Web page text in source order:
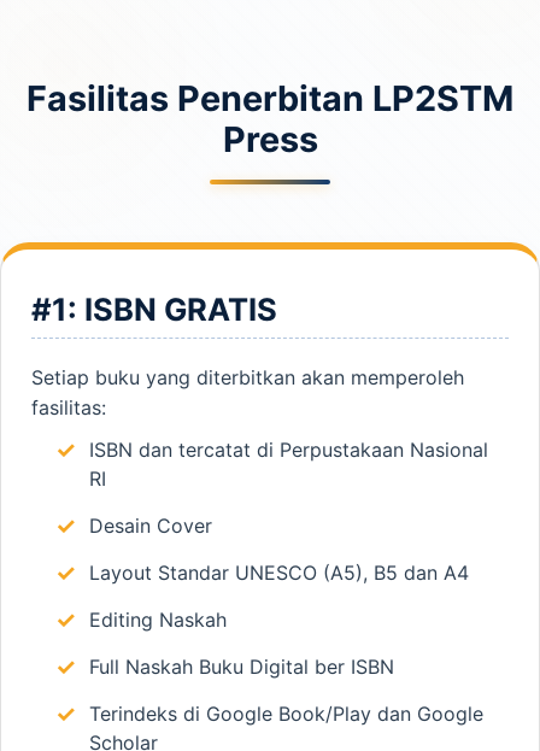
Fasilitas Penerbitan LP2STM
Press
#1: ISBN GRATIS
Setiap buku yang diterbitkan akan memperoleh
fasilitas:
ISBN dan tercatat di Perpustakaan Nasional
RI
Desain Cover
Layout Standar UNESCO (A5), B5 dan A4
Editing Naskah
Full Naskah Buku Digital ber ISBN
Terindeks di Google Book/Play dan Google
Scholar